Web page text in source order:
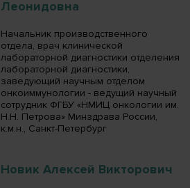
Леонидовна
Начальник производственного
отдела, врач клинической
лабораторной диагностики отделения
лабораторной диагностики,
заведующий научным отделом
онкоиммунологии - ведущий научный
сотрудник ФГБУ «НМИЦ онкологии им.
Н.Н. Петрова» Минздрава России,
к.м.н., Санкт-Петербург
Новик Алексей Викторович